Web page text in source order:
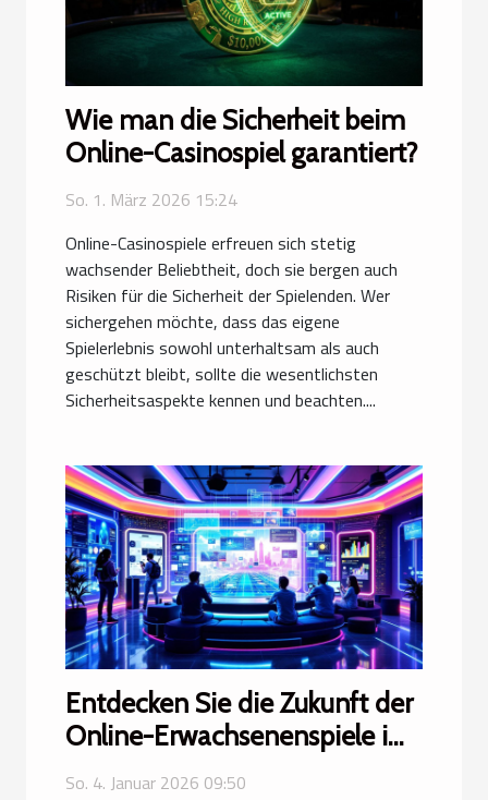
Wie man die Sicherheit beim
Online-Casinospiel garantiert?
So. 1. März 2026 15:24
Online-Casinospiele erfreuen sich stetig
wachsender Beliebtheit, doch sie bergen auch
Risiken für die Sicherheit der Spielenden. Wer
sichergehen möchte, dass das eigene
Spielerlebnis sowohl unterhaltsam als auch
geschützt bleibt, sollte die wesentlichsten
Sicherheitsaspekte kennen und beachten....
Entdecken Sie die Zukunft der
Online-Erwachsenenspiele im
Jahr 2025
So. 4. Januar 2026 09:50